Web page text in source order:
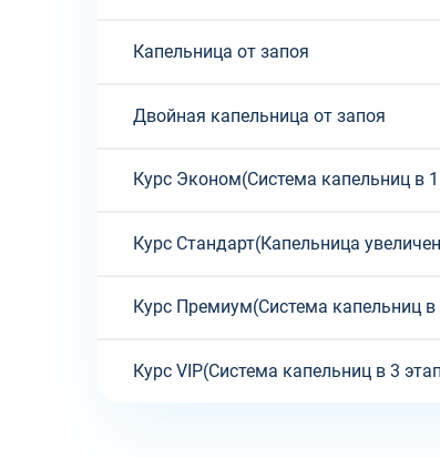
Капельница от запоя
Двойная капельница от запоя
Курс Эконом(Система капельниц в
Курс Стандарт(Капельница
Курс Премиум(Система капельниц в
Курс VIP(Система капельниц в 3